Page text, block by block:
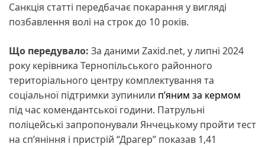
Санкція статті передбачає покарання у вигляді
позбавлення волі на строк до 10 років.
Що передувало: За даними Zaxid.net, у липні 2024
року керівника Тернопільського районного
територіального центру комплектування та
соціальної підтримки зупинили п’яним за кермом
під час комендантської години. Патрульні
поліцейські запропонували Янчецькому пройти тест
на сп’яніння і пристрій “Драгер” показав 1,41